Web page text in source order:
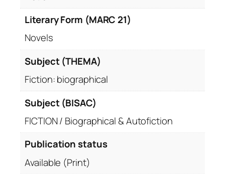
t
Literary Form (MARC 21)
Novels
Subject (THEMA)
Fiction: biographical
Subject (BISAC)
FICTION / Biographical & Autofiction
Publication status
Available (Print)